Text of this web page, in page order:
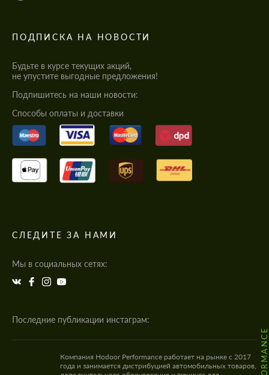
ПОДПИСКА НА НОВОСТИ
Будьте в курсе текущих акций,
не упустите выгодные предложения!
Подпишитесь на наши новости:
Cпособы оплаты и доставки
СЛЕДИТЕ ЗА НАМИ
Мы в социальных сетях:
Последние публикации инстаграм:
Компания Hodoor Performance работает на рынке с 2017
года и занимается дистрибуцией автомобильных товаров,